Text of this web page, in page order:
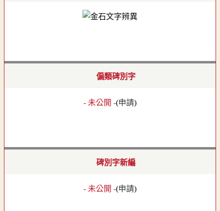
偏類碑別字
- 未公開 -(申請)
碑別字新編
- 未公開 -(申請)